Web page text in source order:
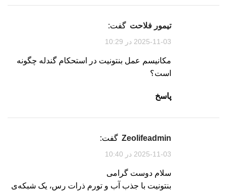
تیمور فلاحت گفت:
2025-11-03 در 10:29
مکانیسم عمل بنتونیت در استحکام گندله چگونه
است؟
پاسخ
zeolifeadmin گفت:
2025-11-03 در 10:40
سلام دوست گرامی
بنتونیت با جذب آب و تورم ذرات رس، یک شبکه‌ی